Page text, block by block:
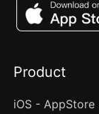
Product
iOS - AppStore